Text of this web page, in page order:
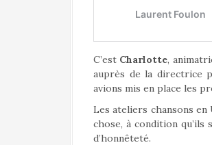
C’est Charlotte,
auprès de la directrice
avions mis en place les
Les ateliers chansons en
chose, à condition
d’honnêteté.